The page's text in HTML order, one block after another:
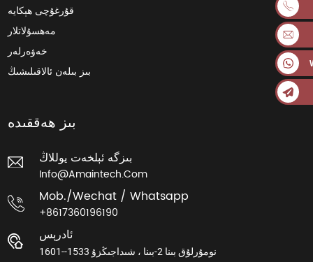
قۇرغۇچى ھېكايە
مەھسۇلاتلار
خەۋەرلەر
بىز بىلەن ئالاقىلىشىڭ
بىز ھەققىدە
بىزگە ئېلخەت يوللاڭ
Info@amaintech.com
Mob./wechat / Whatsapp
+8617360196190
ئادرېس
1601-نومۇرلۇق بىنا 2-بىنا ، شىداجىڭزۇ 1533-